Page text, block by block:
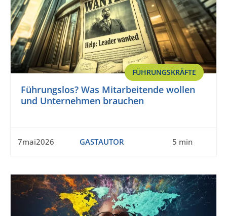
FÜHRUNGSKRÄFTE
Führungslos? Was Mitarbeitende wollen
und Unternehmen brauchen
7mai2026 GASTAUTOR 5 min